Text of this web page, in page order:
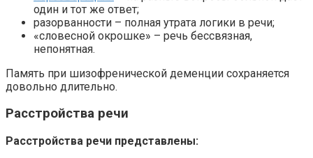
один и тот же ответ;
разорванности – полная утрата логики в речи;
«словесной окрошке» – речь бессвязная,
непонятная.
Память при шизофренической деменции сохраняется
довольно длительно.
Расстройства речи
Расстройства речи представлены: